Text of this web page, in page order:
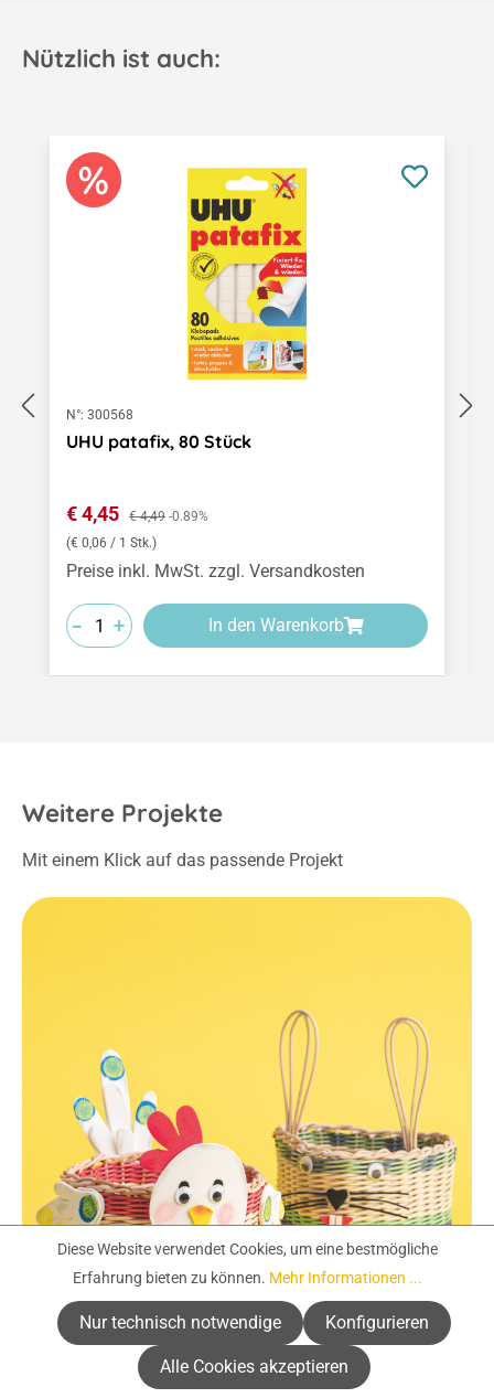
Nützlich ist auch:
Produktgalerie überspringen
N°: 300568
UHU patafix, 80 Stück
Verkaufspreis:
€ 4,45 Regulärer Preis:
€ 4,49 -0.89%
(€ 0,06 / 1 Stk.)
Preise inkl. MwSt. zzgl. Versandkosten
-
-
- +
+
+ In den Warenkorb
Weitere Projekte
Mit einem Klick auf das passende Projekt
Diese Website verwendet Cookies, um eine bestmögliche
Erfahrung bieten zu können. Mehr Informationen ...
Nur technisch notwendige Konfigurieren
Alle Cookies akzeptieren